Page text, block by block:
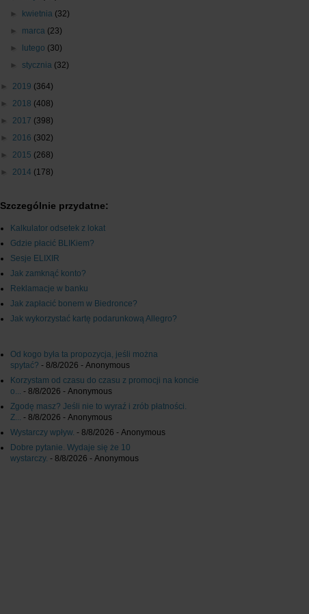
►
kwietnia (32)
► marca (23)
►
lutego (30)
► stycznia (32)
► 2019 (364)
► 2018 (408)
► 2017 (398)
► 2016 (302)
► 2015 (268)
► 2014 (178)
Szczególnie przydatne:
Kalkulator odsetek z lokat
Gdzie płacić BLIKiem?
Sesje ELIXIR
Jak zamknąć konto?
Reklamacje w banku
Jak zapłacić bonem w Biedronce?
Jak wykorzystać kartę podarunkową Allegro?
Od kogo była ta propozycja, jeśli można
spytać? - 8/8/2026 - Anonymous
Korzystam od czasu do czasu z promocji na koncie
o... - 8/8/2026 - Anonymous
Zgodę masz? Jeśli nie to wyraź i zrób płatności.
Z... - 8/8/2026 - Anonymous
Wystarczy wpływ. - 8/8/2026 - Anonymous
Dobre pytanie. Wydaje się że 10
wystarczy. - 8/8/2026 - Anonymous